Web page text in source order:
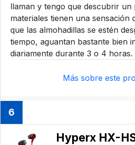
llaman y tengo que descubrir un
materiales tienen una sensación
que las almohadillas se estén
tiempo, aguantan bastante bien
diariamente durante 3 o 4 horas.
Más sobre este
6
Hyperx HX-